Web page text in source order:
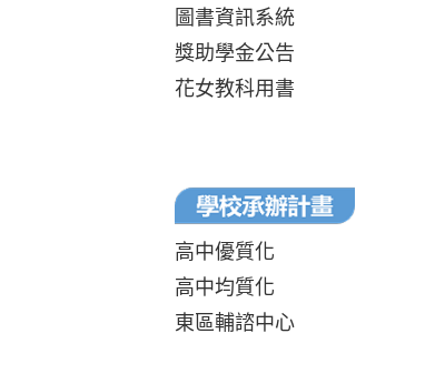
圖書資訊系統
獎助學金公告
花女教科用書
高中優質化
高中均質化
東區輔諮中心